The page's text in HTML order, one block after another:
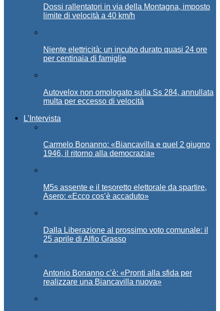
Dossi rallentatori in via della Montagna, imposto
limite di velocità a 40 km/h
Niente elettricità: un incubo durato quasi 24 ore
per centinaia di famiglie
Autovelox non omologato sulla Ss 284, annullata
multa per eccesso di velocità
L’Intervista
Carmelo Bonanno: «Biancavilla e quel 2 giugno
1946, il ritorno alla democrazia»
M5s assente e il tesoretto elettorale da spartire,
Asero: «Ecco cos’è accaduto»
Dalla Liberazione al prossimo voto comunale: il
25 aprile di Alfio Grasso
Antonio Bonanno c’è: «Pronti alla sfida per
realizzare una Biancavilla nuova»